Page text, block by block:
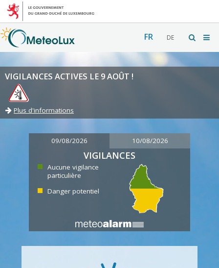
FR DE
VIGILANCES ACTIVES LE 9 AOÛT !
Plus d'informations
09/08/2026 10/08/2026
VIGILANCES
Aucune vigilance
particulière
Danger potentiel